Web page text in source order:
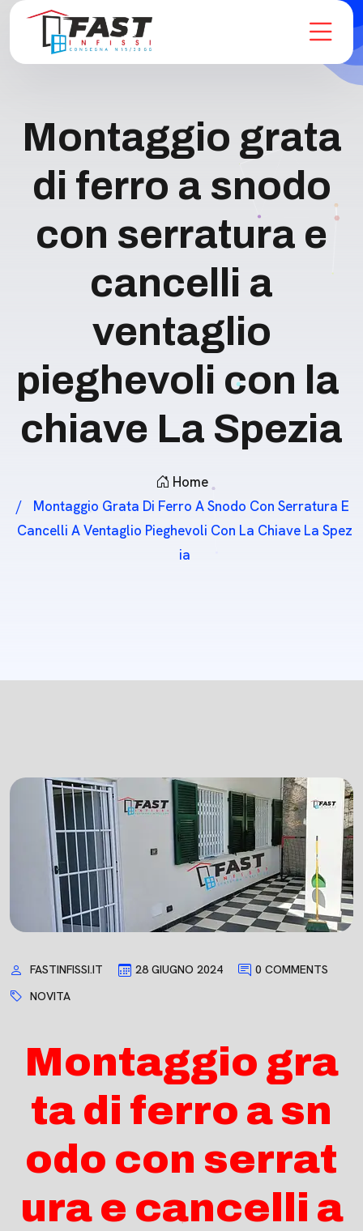
Montaggio grata
di ferro a snodo
con serratura e
cancelli a
ventaglio
pieghevoli con la
chiave La Spezia
Home
Montaggio Grata Di Ferro A Snodo Con Serratura E
Cancelli A Ventaglio Pieghevoli Con La Chiave La Spez
Ia
FASTINFISSI.IT 28 GIUGNO 2024
0 COMMENTS
NOVITA
Montaggio gra
ta di ferro a sn
odo con serrat
ura e cancelli a